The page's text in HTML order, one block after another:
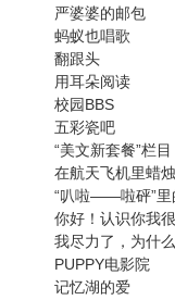
严婆婆
蚂蚁也唱
翻跟头
用耳朵
校园
五彩瓷
“美文新
在航天飞机
“叭啦——啦
你好！认
我尽力了，
PUPPY
记忆湖